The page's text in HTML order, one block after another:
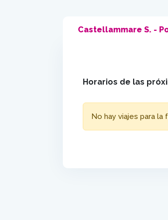
Castellammare S. -
Horarios de las
No hay viajes para